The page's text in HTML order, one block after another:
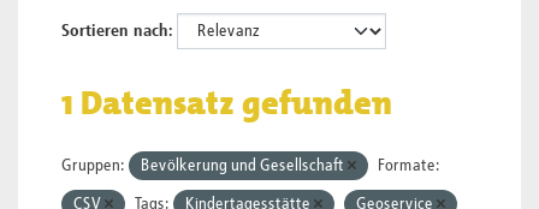
Sortieren nach
1 Datensatz gefunden
Gruppen: Bevölkerung und Gesellschaft Formate:
CSV Tags: Kindertagesstätte Geoservice